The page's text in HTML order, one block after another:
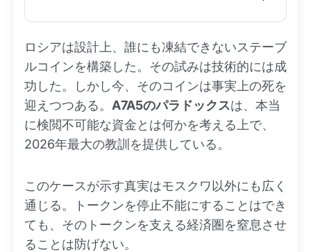
ロシアは設計上、誰にも凍結できないステーブ
ルコインを構築した。その試みは技術的には成
功した。しかし今、そのコインは事実上の死を
迎えつつある。 A7A5のパラドックスは、本当
に検閲不可能な資金とは何かを考える上で、
2026年最大の教訓を提供している。
このケースが示す真実はモスクワ以外にも広く
通じる。トークンを停止不能にすることはでき
ても、そのトークンを支える経済圏を窒息させ
ることは防げない。